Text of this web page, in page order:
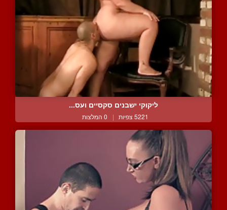
ליקוקי ישבנים סקסיים ועס...
5221 צפיות | 0 המלצות